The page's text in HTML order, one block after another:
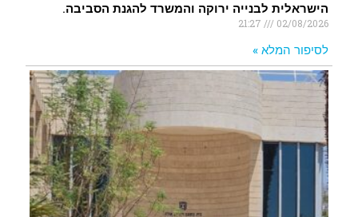
הישראלית לבנייה ירוקה והמשרד להגנת הסביבה.
02/08/2026
לסיפור המלא »